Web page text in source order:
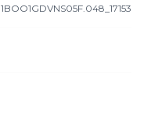
1BOO1GDVNS05F.048_17153